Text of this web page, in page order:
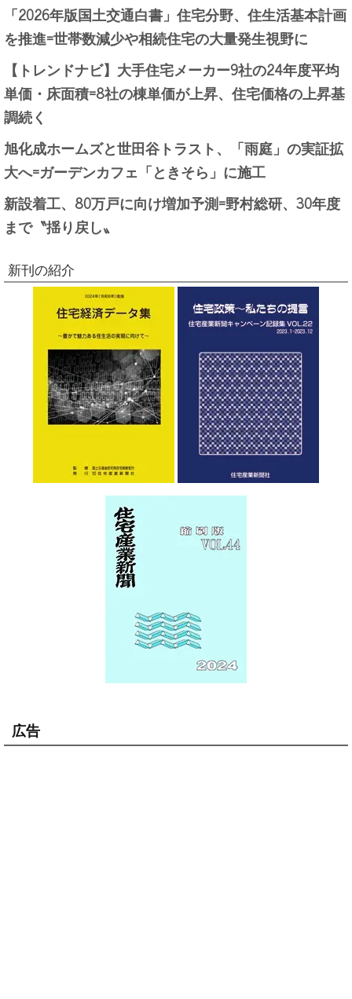
「2026年版国土交通白書」住宅分野、住生活基本計画
を推進=世帯数減少や相続住宅の大量発生視野に
【トレンドナビ】大手住宅メーカー9社の24年度平均
単価・床面積=8社の棟単価が上昇、住宅価格の上昇基
調続く
旭化成ホームズと世田谷トラスト、「雨庭」の実証拡
大へ=ガーデンカフェ「ときそら」に施工
新設着工、80万戸に向け増加予測=野村総研、30年度
まで〝揺り戻し〟
新刊の紹介
広告